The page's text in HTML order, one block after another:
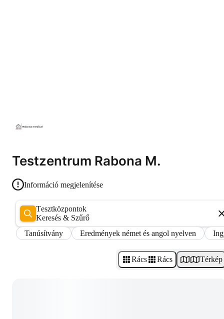
Testzentrum Rabona M.
Információ megjelenítése
Tesztközpontok
Keresés & Szűrő
Tanúsítvány
Eredmények német és angol nyelven
Rács Rács Térkép